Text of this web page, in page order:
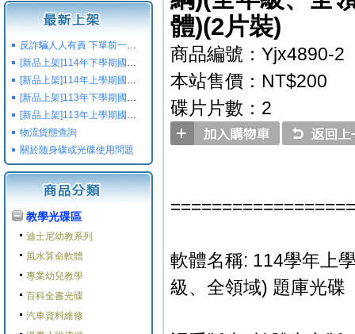
反詐騙人人有責 下單前一定要注意
[新品上架]114年下學期國小國中高中命題光碟,校用卷,習作
[新品上架]114年上學期國小國中高中命題光碟,校用卷,習作
[新品上架]113年下學期國小國中高中命題光碟,校用卷,習作
[新品上架]113年上學期國小國中高中命題光碟,校用卷,習作
物流貨態查詢
關於随身碟或光碟使用問題
教學光碟區
迪士尼幼教系列
風水算命軟體
專業幼兒教學
百科全書光碟
汽車資料維修
體)(2片裝)
商品編號：Yjx4890-2
本站售價：NT$200
碟片片數：2
軟體名稱: 114學年上
級、全領域) 題庫光碟